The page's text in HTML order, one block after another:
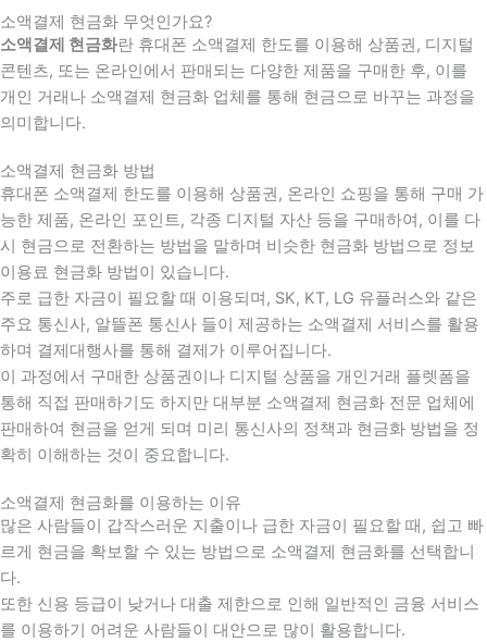
소액결제 현금화 무엇인가요?
소액결제 현금화란 휴대폰 소액결제 한도를 이용해 상품권, 디지털
콘텐츠, 또는 온라인에서 판매되는 다양한 제품을 구매한 후, 이를
개인 거래나 소액결제 현금화 업체를 통해 현금으로 바꾸는 과정을
의미합니다.
소액결제 현금화 방법
휴대폰 소액결제 한도를 이용해 상품권, 온라인 쇼핑을 통해 구매 가
능한 제품, 온라인 포인트, 각종 디지털 자산 등을 구매하여, 이를 다
시 현금으로 전환하는 방법을 말하며 비슷한 현금화 방법으로 정보
이용료 현금화 방법이 있습니다.
주로 급한 자금이 필요할 때 이용되며, SK, KT, LG 유플러스와 같은
주요 통신사, 알뜰폰 통신사 들이 제공하는 소액결제 서비스를 활용
하며 결제대행사를 통해 결제가 이루어집니다.
이 과정에서 구매한 상품권이나 디지털 상품을 개인거래 플렛폼을
통해 직접 판매하기도 하지만 대부분 소액결제 현금화 전문 업체에
판매하여 현금을 얻게 되며 미리 통신사의 정책과 현금화 방법을 정
확히 이해하는 것이 중요합니다.
소액결제 현금화를 이용하는 이유
많은 사람들이 갑작스러운 지출이나 급한 자금이 필요할 때 , 쉽고 빠
르게 현금을 확보할 수 있는 방법으로 소액결제 현금화를 선택합니
다.
또한 신용 등급이 낮거나 대출 제한으로 인해 일반적인 금융 서비스
를 이용하기 어려운 사람들이 대안으로 많이 활용합니다.